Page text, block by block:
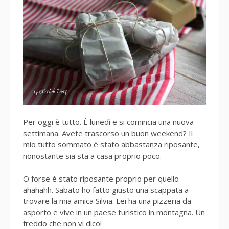
Per oggi è tutto. È lunedì e si comincia una nuova
settimana. Avete trascorso un buon weekend? Il
mio tutto sommato è stato abbastanza riposante,
nonostante sia sta a casa proprio poco.
O forse è stato riposante proprio per quello
ahahahh. Sabato ho fatto giusto una scappata a
trovare la mia amica Silvia. Lei ha una pizzeria da
asporto e vive in un paese turistico in montagna. Un
freddo che non vi dico!